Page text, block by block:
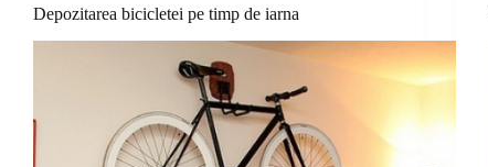
Depozitarea bicicletei pe timp de iarna